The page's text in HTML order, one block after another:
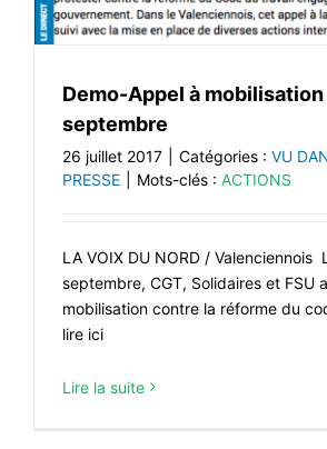
Demo-Appel à mobilisation
septembre
26 juillet 2017 Catégories : VU
PRESSE
Mots-clés : ACTIONS
LA VOIX DU NORD / Valenciennois
septembre, CGT, Solidaires et FSU
mobilisation contre la réforme du
lire ici
Lire la suite